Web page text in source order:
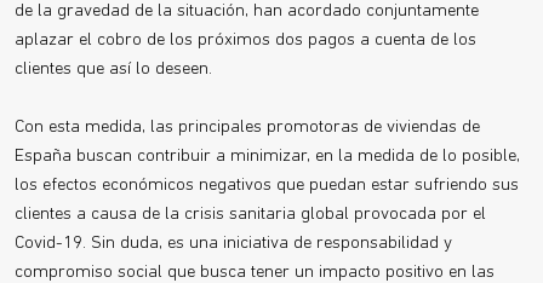
de la gravedad de la situación, han acordado conjuntamente
aplazar el cobro de los próximos dos pagos a cuenta de los
clientes que así lo deseen.
Con esta medida, las principales promotoras de viviendas de
España buscan contribuir a minimizar, en la medida de lo posible,
los efectos económicos negativos que puedan estar sufriendo sus
clientes a causa de la crisis sanitaria global provocada por el
Covid-19. Sin duda, es una iniciativa de responsabilidad y
compromiso social que busca tener un impacto positivo en las